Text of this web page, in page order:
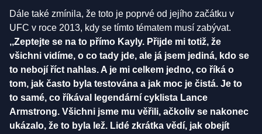
Dále také zmínila, že toto je poprvé od jejího začátku v
UFC v roce 2013, kdy se tímto tématem musí zabývat.
,,Zeptejte se na to přímo Kayly. Přijde mi totiž, že
všichni vidíme, o co tady jde, ale já jsem jediná, kdo se
to nebojí říct nahlas. A je mi celkem jedno, co říká o
tom, jak často byla testována a jak moc je čistá. Je to
to samé, co říkával legendární cyklista Lance
Armstrong. Všichni jsme mu věřili, ačkoliv se nakonec
ukázalo, že to byla lež. Lidé zkrátka vědí, jak obejít